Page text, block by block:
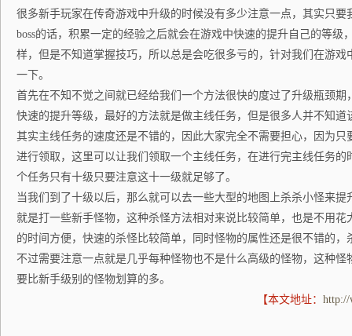
很多新手玩家在传奇游戏中升级的时候没有多少注意一点，其实只
boss的话，积累一定的经验之后就会在游戏中快速的提升自己的等级
样，但是不知道掌握技巧，所以总是会吃很多亏的，针对我们在游
一下。
首先在不知不觉之间就已经给我们一个方法很快的度过了升级瓶颈
快速的提升等级，最好的方法就是做主线任务，但是很多人并不知道
其实主线任务的速度还是不错的，因此大家完全不需要担心，因为只
进行领取，这里可以让我们领取一个主线任务，在进行完主线任务
个任务只有十级只要注意这十一级就足够了。
当我们到了十级以后，那么就可以去一些大型的地图上杀杀小怪来
就是打一些新手怪物，这种杀怪方法相对来说比较简单，也是不用
的时间方便，快速的杀怪比较简单，同时怪物的属性还是很不错的
不过需要注意一点就是几乎每种怪物也不是什么高级的怪物，这种
要比新手级别的怪物划算的多。
【本文地址： http://